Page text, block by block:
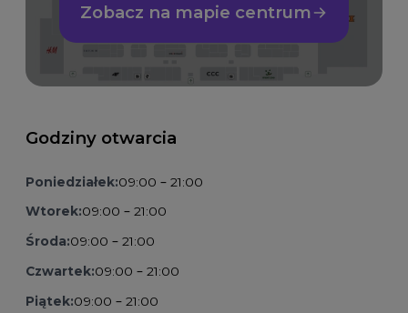
Zobacz na mapie centrum
Godziny otwarcia
Poniedziałek:09:00 – 21:00
Wtorek:09:00 – 21:00
Środa:09:00 – 21:00
Czwartek:09:00 – 21:00
Piątek:09:00 – 21:00